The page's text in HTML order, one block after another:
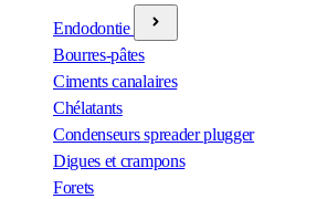
Endodontie
Bourres-pâtes
Ciments canalaires
Chélatants
Condenseurs spreader plugger
Digues et crampons
Forets